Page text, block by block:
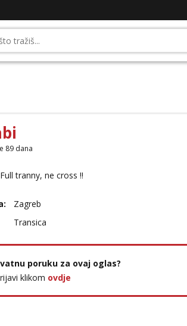
89 dana
Full tranny, ne cross !!
Zagreb
Transica
poruku za ovaj oglas?
klikom ovdje